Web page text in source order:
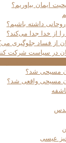
ایمان بیاوریم؟
داشته باشیم؟
را از خدا جدا می‌کند؟
از فساد جلوگیری
در سیاست شرکت
مسیحی شد؟
مسیحی واقعی شد؟
عیسی